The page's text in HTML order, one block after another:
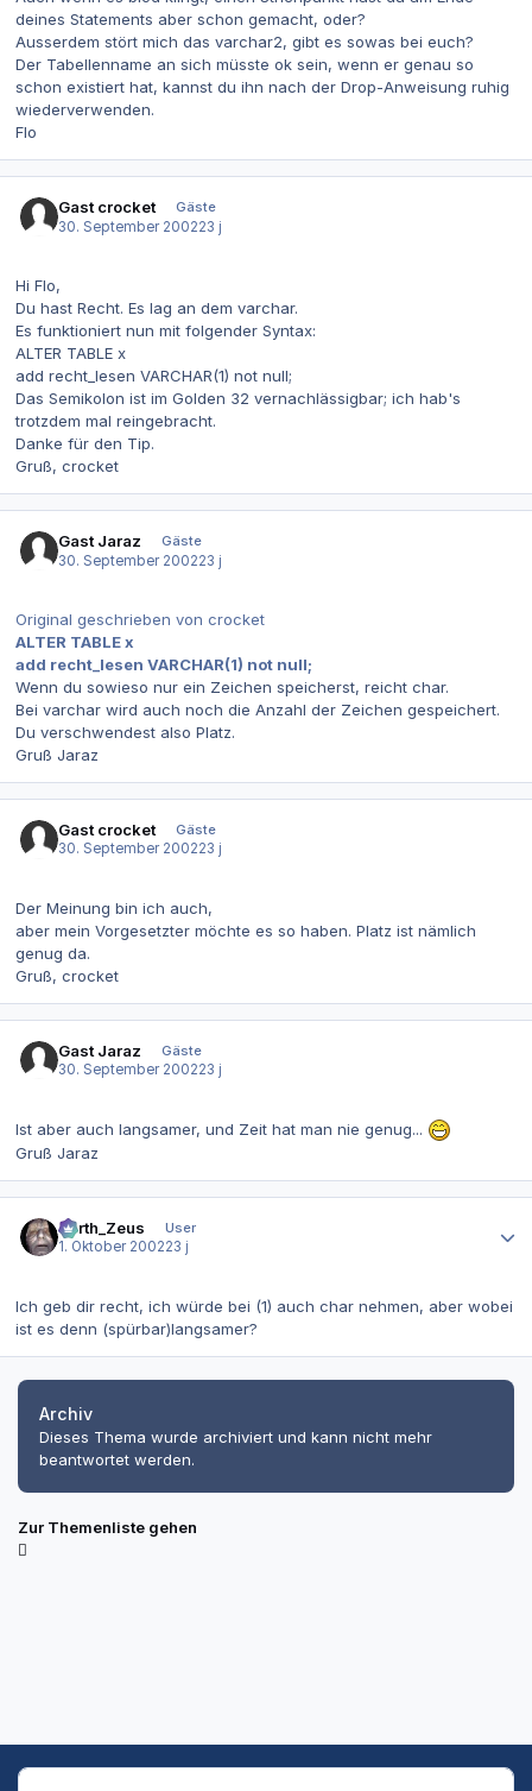
deines Statements aber schon gemacht, oder?
Ausserdem stört mich das varchar2, gibt es sowas bei euch?
Der Tabellenname an sich müsste ok sein, wenn er genau so
schon existiert hat, kannst du ihn nach der Drop-Anweisung ruhig
wiederverwenden.
Flo
Gast crocket
Gäste
30. September 200223 j
Hi Flo,
Du hast Recht. Es lag an dem varchar.
Es funktioniert nun mit folgender Syntax:
ALTER TABLE x
add recht_lesen VARCHAR(1) not null;
Das Semikolon ist im Golden 32 vernachlässigbar; ich hab's
trotzdem mal reingebracht.
Danke für den Tip.
Gruß, crocket
Gast Jaraz
Gäste
30. September 200223 j
Original geschrieben von crocket
ALTER TABLE x
add recht_lesen VARCHAR(1) not null;
Wenn du sowieso nur ein Zeichen speicherst, reicht char.
Bei varchar wird auch noch die Anzahl der Zeichen gespeichert.
Du verschwendest also Platz.
Gruß Jaraz
Gast crocket
Gäste
30. September 200223 j
Der Meinung bin ich auch,
aber mein Vorgesetzter möchte es so haben. Platz ist nämlich
genug da.
Gruß, crocket
Gast Jaraz
Gäste
30. September 200223 j
Ist aber auch langsamer, und Zeit hat man nie genug...
Gruß Jaraz
Darth_Zeus
User
1. Oktober 200223 j
Ich geb dir recht, ich würde bei (1) auch char nehmen, aber wobei
ist es denn (spürbar)langsamer?
Archiv
Dieses Thema wurde archiviert und kann nicht mehr
beantwortet werden.
Zur Themenliste gehen